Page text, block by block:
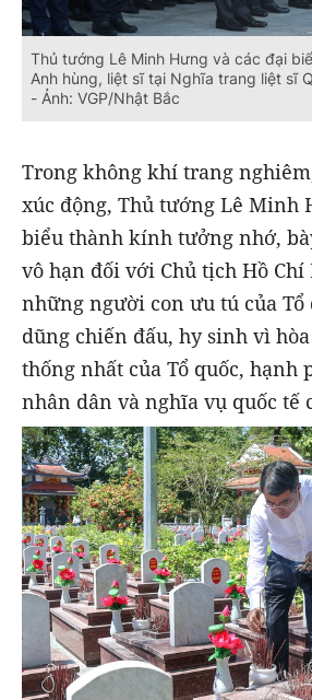
Thủ tướng Lê Minh Hưng và các đại
Anh hùng, liệt sĩ tại Nghĩa trang liệt sĩ
- Ảnh: VGP/Nhật Bắc
Trong không khí trang
xúc động, Thủ tướng Lê Minh
biểu thành kính tưởng nhớ,
vô hạn đối với Chủ tịch Hồ
những người con ưu tú của Tổ
dũng chiến đấu, hy sinh vì
thống nhất của Tổ quốc, hạnh
nhân dân và nghĩa vụ quốc tế